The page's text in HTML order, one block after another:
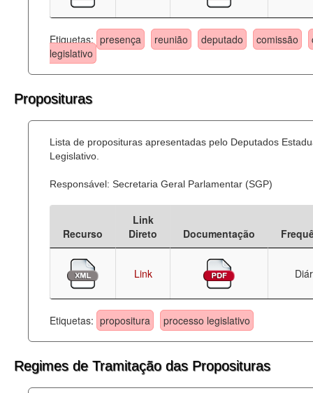
Etiquetas: presença reunião deputado comissão
legislativo
Proposituras
Lista de proposituras apresentadas pelo Deputados
Legislativo.
Responsável: Secretaria Geral Parlamentar (SGP)
Recurso
Link
Direto
Documentação
Link
Etiquetas: propositura processo legislativo
Regimes de Tramitação das Proposituras